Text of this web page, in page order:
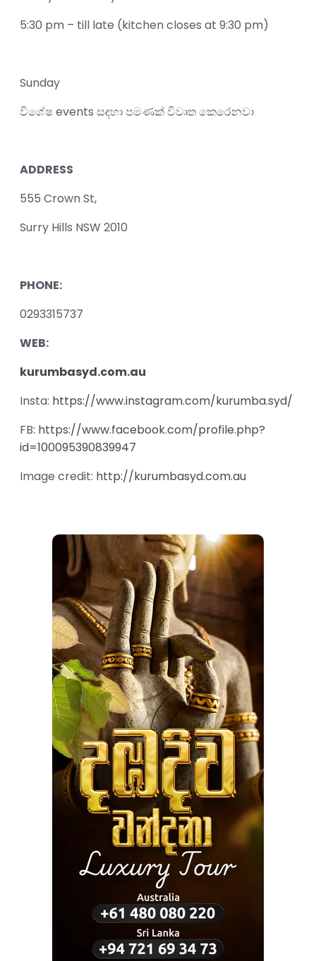
5:30 pm – till late (kitchen closes at 9:30 pm)
Sunday
විශේෂ events සඳහා පමණක් විවෘත කෙරෙනවා
ADDRESS
555 Crown St,
Surry Hills NSW 2010
PHONE:
0293315737
WEB:
kurumbasyd.com.au
Insta: https://www.instagram.com/kurumba.syd/
FB: https://www.facebook.com/profile.php?
id=100095390839947
Image credit: http://kurumbasyd.com.au